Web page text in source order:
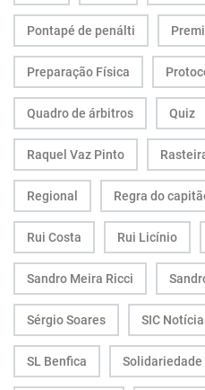
Pontapé de penálti
Preparação Física
Quadro de árbitros Quiz
Raquel Vaz Pinto
Regional Regra do
Rui Costa Rui Licínio
Sandro Meira Ricci
Sérgio Soares SIC
SL Benfica Solidariedade